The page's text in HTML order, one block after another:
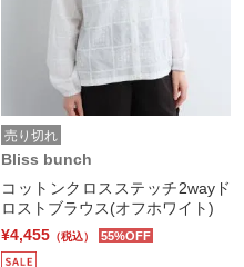
売り切れ
Bliss bunch
コットンクロスステッチ2wayド
ロストブラウス(オフホワイト)
¥4,455 （税込） 55%OFF